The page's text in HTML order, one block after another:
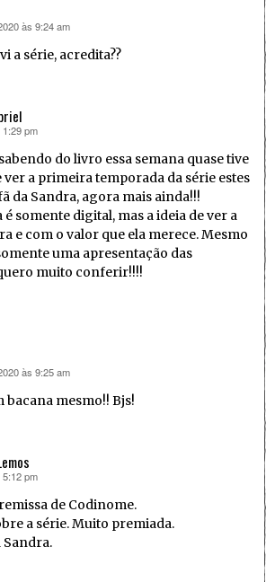
às 9:24 am
a série, acredita??
pm
do livro essa semana quase tive
a primeira temporada da série estes
da Sandra, agora mais ainda!!!
é somente digital, mas a ideia de ver a
e com o valor que ela merece. Mesmo
uma apresentação das
muito conferir!!!!
às 9:25 am
bacana mesmo!! Bjs!
pm
de Codinome.
a série. Muito premiada.
Sandra.